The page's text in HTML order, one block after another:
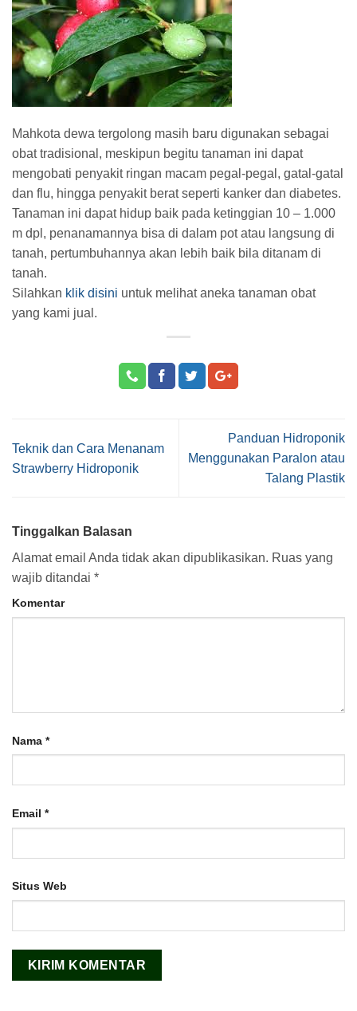
Mahkota dewa tergolong masih baru digunakan sebagai
obat tradisional, meskipun begitu tanaman ini dapat
mengobati penyakit ringan macam pegal-pegal, gatal-gatal
dan flu, hingga penyakit berat seperti kanker dan diabetes.
Tanaman ini dapat hidup baik pada ketinggian 10 – 1.000
m dpl, penanamannya bisa di dalam pot atau langsung di
tanah, pertumbuhannya akan lebih baik bila ditanam di
tanah.
Silahkan klik disini untuk melihat aneka tanaman obat
yang kami jual.
Teknik dan Cara Menanam
Strawberry Hidroponik
Panduan Hidroponik
Menggunakan Paralon atau
Talang Plastik
Tinggalkan Balasan
Alamat email Anda tidak akan dipublikasikan. Ruas yang
wajib ditandai *
Komentar
Nama *
Email *
Situs Web